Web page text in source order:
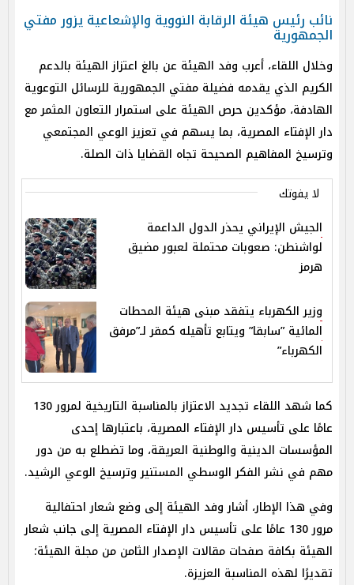
نائب رئيس هيئة الرقابة النووية والإشعاعية يزور مفتي
الجمهورية
وخلال اللقاء، أعرب وفد الهيئة عن بالغ اعتزاز الهيئة بالدعم
الكريم الذي يقدمه فضيلة مفتي الجمهورية للرسائل التوعوية
الهادفة، مؤكدين حرص الهيئة على استمرار التعاون المثمر مع
دار الإفتاء المصرية، بما يسهم في تعزيز الوعي المجتمعي
وترسيخ المفاهيم الصحيحة تجاه القضايا ذات الصلة.
لا يفوتك
الجيش الإيراني يحذر الدول الداعمة
لواشنطن: صعوبات محتملة لعبور مضيق
هرمز
وزير الكهرباء يتفقد مبنى هيئة المحطات
المائية ”سابقا” ويتابع تأهيله كمقر لـ”مرفق
الكهرباء”
كما شهد اللقاء تجديد الاعتزاز بالمناسبة التاريخية لمرور 130
عامًا على تأسيس دار الإفتاء المصرية، باعتبارها إحدى
المؤسسات الدينية والوطنية العريقة، وما تضطلع به من دور
مهم في نشر الفكر الوسطي المستنير وترسيخ الوعي الرشيد.
وفي هذا الإطار، أشار وفد الهيئة إلى وضع شعار احتفالية
مرور 130 عامًا على تأسيس دار الإفتاء المصرية إلى جانب شعار
الهيئة بكافة صفحات مقالات الإصدار الثامن من مجلة الهيئة؛
تقديرًا لهذه المناسبة العزيزة.